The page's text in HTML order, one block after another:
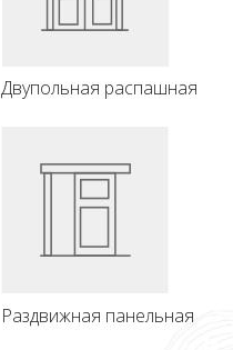
Двупольная распашная
Раздвижная панельная